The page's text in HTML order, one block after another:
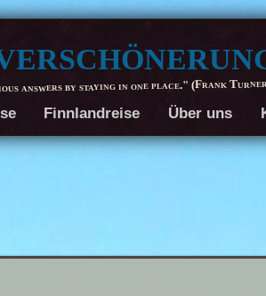
answers by staying in one place." (Frank
Finnlandreise Über uns